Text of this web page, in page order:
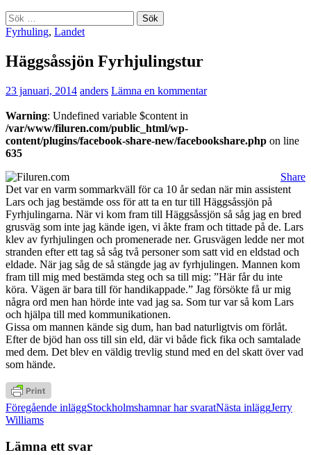
Sök
efter:
Fyrhuling, Landet
Häggsåssjön Fyrhjulingstur
23 januari, 2014 anders Lämna en kommentar
Warning: Undefined variable $content in
/var/www/filuren.com/public_html/wp-
content/plugins/facebook-share-new/facebookshare.php on line
635
Share
Det var en varm sommarkväll för ca 10 år sedan när min assistent
Lars och jag bestämde oss för att ta en tur till Häggsåssjön på
Fyrhjulingarna. När vi kom fram till Häggsåssjön så såg jag en bred
grusväg som inte jag kände igen, vi åkte fram och tittade på de. Lars
klev av fyrhjulingen och promenerade ner. Grusvägen ledde ner mot
stranden efter ett tag så såg två personer som satt vid en eldstad och
eldade. När jag såg de så stängde jag av fyrhjulingen. Mannen kom
fram till mig med bestämda steg och sa till mig: ”Här får du inte
köra. Vägen är bara till för handikappade.” Jag försökte få ur mig
några ord men han hörde inte vad jag sa. Som tur var så kom Lars
och hjälpa till med kommunikationen.
Gissa om mannen kände sig dum, han bad naturligtvis om förlåt.
Efter de bjöd han oss till sin eld, där vi både fick fika och samtalade
med dem. Det blev en väldig trevlig stund med en del skatt över vad
som hände.
Inläggsnavigering
Föregående inläggStockholmshamnar har svaratNästa inläggJerry
Williams
Lämna ett svar